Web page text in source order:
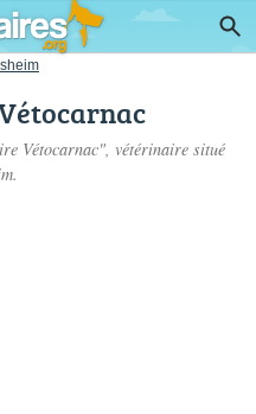
Vétocarnac", vétérinaire situé